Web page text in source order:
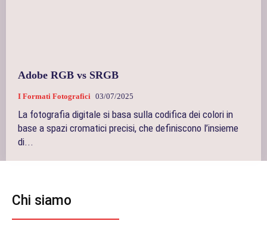
Adobe RGB vs SRGB
I Formati Fotografici 03/07/2025
La fotografia digitale si basa sulla codifica dei colori in
base a spazi cromatici precisi, che definiscono l’insieme
di...
Chi siamo